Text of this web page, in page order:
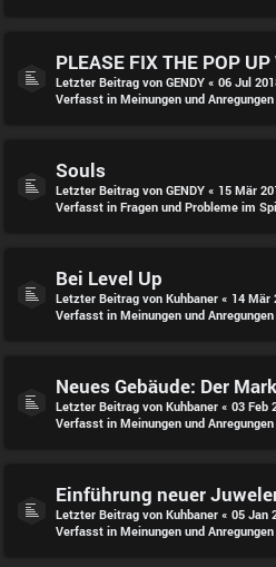
PLEASE FIX THE POP UP
Letzter Beitrag von GENDY « 06 Jul
Verfasst in Meinungen und Anregungen
Souls
Letzter Beitrag von GENDY « 15 Mär
Verfasst in Fragen und Probleme im
Bei Level Up
Letzter Beitrag von Kuhbaner « 14 Mär
Verfasst in Meinungen und Anregungen
Neues Gebäude: Der
Letzter Beitrag von Kuhbaner « 03 Feb
Verfasst in Meinungen und Anregungen
Einführung neuer
Letzter Beitrag von Kuhbaner « 05 Jan
Verfasst in Meinungen und Anregungen